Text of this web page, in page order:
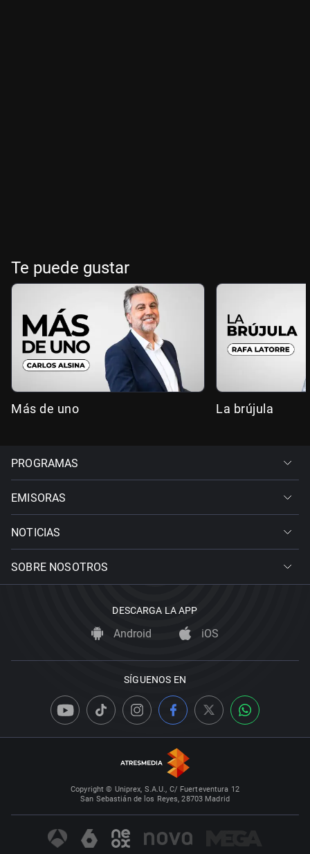
Te puede gustar
Más de uno La brújula
PROGRAMAS
EMISORAS
NOTICIAS
SOBRE NOSOTROS
DESCARGA LA APP
Android iOS
SÍGUENOS EN
Copyright © Uniprex, S.A.U., C/ Fuerteventura 12
San Sebastián de los Reyes, 28703 Madrid